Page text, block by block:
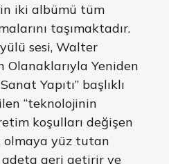
iki albümü tüm
taşımaktadır.
sesi, Walter
Olanaklarıyla Yeniden
Yapıtı” başlıklı
“teknolojinin
koşulları değişen
olmaya yüz tutan
adeta geri getirir ve